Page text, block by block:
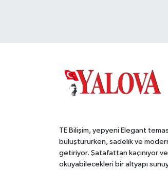
TE Bilişim, yepyeni Elegant
buluştururken, sadelik ve
getiriyor. Şatafattan kaçınıyor
okuyabilecekleri bir altyapı